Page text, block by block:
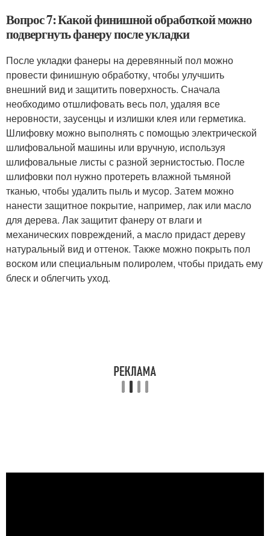
Вопрос 7: Какой финишной обработкой можно
подвергнуть фанеру после укладки
После укладки фанеры на деревянный пол можно
провести финишную обработку, чтобы улучшить
внешний вид и защитить поверхность. Сначала
необходимо отшлифовать весь пол, удаляя все
неровности, заусенцы и излишки клея или герметика.
Шлифовку можно выполнять с помощью электрической
шлифовальной машины или вручную, используя
шлифовальные листы с разной зернистостью. После
шлифовки пол нужно протереть влажной тьмяной
тканью, чтобы удалить пыль и мусор. Затем можно
нанести защитное покрытие, например, лак или масло
для дерева. Лак защитит фанеру от влаги и
механических повреждений, а масло придаст дереву
натуральный вид и оттенок. Также можно покрыть пол
воском или специальным полиролем, чтобы придать ему
блеск и облегчить уход.